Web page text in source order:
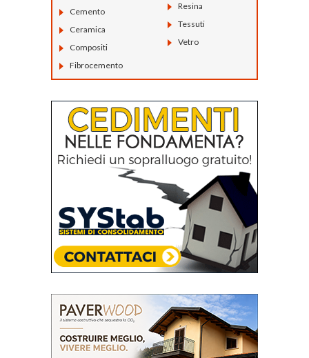
Cemento
Ceramica
Compositi
Fibrocemento
Resina
Tessuti
Vetro